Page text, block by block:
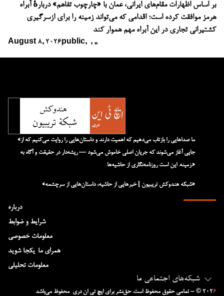
بر اساس اظهارات مقام‌های ایرانی، عمان با «چارچوب تفاهم» دربارهٔ آبراه
هرمز موافقت کرده است؛ اقدامی که می‌تواند زمینه را برای ازسرگیری
کشتیرانی تجاری در این آبراه مهم هموار کند
August 8, 2026 public, ,,,
شبکه‌های اجتماعی ما
– © ۲۰۲۶ تمامی حقوق محفوظ است. حق‌نشر برای ایچ‌ تی‌ ان دری محفوظ می‌باشد
درباره
شرایط و ضوابط
معلومات خصوصی
همرای ما-یکجا شوید
معلومات تحلیلی
«ما صداهایی را بازتاب می‌دهیم که اهمیت دارند و داستان‌هایی را روایت می‌کنیم که از
جایی آغاز می‌شوند که جریان اصلی خاموش می‌شود — ریشه‌دار در حقیقت و آگاه به
زمینه. این است روزنامه‌نگاری از حاشیه‌ها.»
«شبکه هند‌و‌کش تریبیون | خبرهایی از حاشیه، داستان‌هایی از سرچشمه»